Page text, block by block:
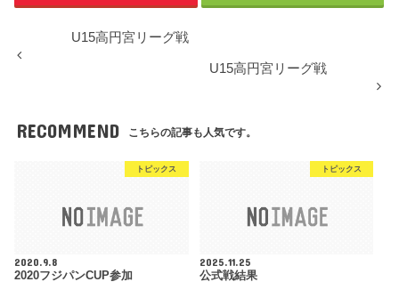
U15高円宮リーグ戦
U15高円宮リーグ戦
RECOMMEND こちらの記事も人気です。
トピックス
2020.9.8
2020フジパンCUP参加
トピックス
2025.11.25
公式戦結果